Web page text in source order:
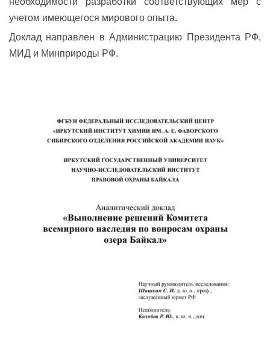
учетом имеющегося мирового опыта.
Доклад направлен в Администрацию Президента РФ,
МИД и Минприроды РФ.